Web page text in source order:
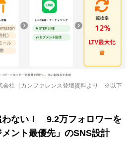
会社（カンファレンス登壇資料より ※以下
わない！ 9.2万フォロワーを
ント最優先」のSNS設計